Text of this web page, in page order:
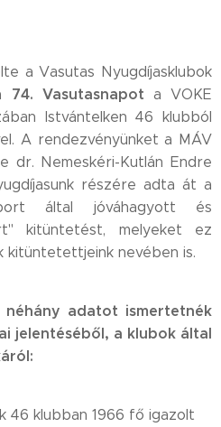
a Vasutas Nyugdíjasklubok
74. Vasutasnapot a VOKE
Istvántelken 46 klubból
A rendezvényünket a MÁV
dr. Nemeskéri-Kutlán Endre
részére adta át a
által jóváhagyott és
kitüntetést, melyeket ez
kitüntetettjeink nevében is.
adatot ismertetnék
jelentéséből, a klubok által
46 klubban 1966 fő igazolt